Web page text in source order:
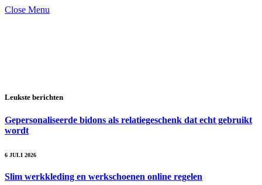
Close Menu
Leukste berichten
Gepersonaliseerde bidons als relatiegeschenk dat echt gebruikt
wordt
6 JULI 2026
Slim werkkleding en werkschoenen online regelen